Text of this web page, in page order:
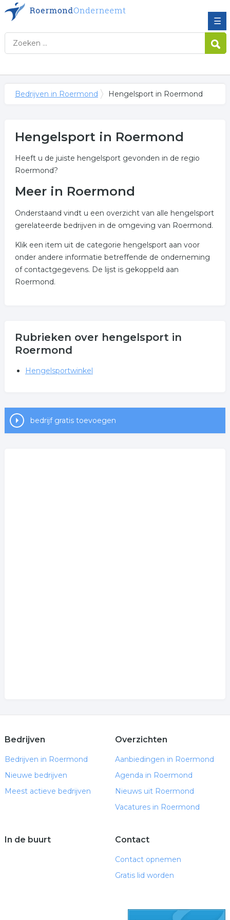
☰
Bedrijven in Roermond Hengelsport in Roermond
Hengelsport in Roermond
Heeft u de juiste hengelsport gevonden in de regio
Roermond?
Meer in Roermond
Onderstaand vindt u een overzicht van alle hengelsport
gerelateerde bedrijven in de omgeving van Roermond.
Klik een item uit de categorie hengelsport aan voor
onder andere informatie betreffende de onderneming
of contactgegevens. De lijst is gekoppeld aan
Roermond.
Rubrieken over hengelsport in
Roermond
Hengelsportwinkel
bedrijf gratis toevoegen
Bedrijven
Bedrijven in Roermond
Nieuwe bedrijven
Meest actieve bedrijven
Overzichten
Aanbiedingen in Roermond
Agenda in Roermond
Nieuws uit Roermond
Vacatures in Roermond
In de buurt Contact
Contact opnemen
Gratis lid worden